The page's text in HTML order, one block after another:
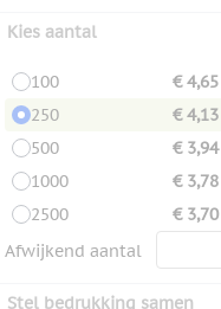
Kies aantal
100
€ 4,65
250
€ 4,13
500
€ 3,94
1000
€ 3,78
2500
€ 3,70
Afwijkend aantal
Stel bedrukking samen